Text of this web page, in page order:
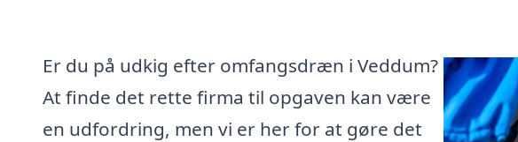
Er du på udkig efter omfangsdræn i Veddum?
At finde det rette firma til opgaven kan være
en udfordring, men vi er her for at gøre det